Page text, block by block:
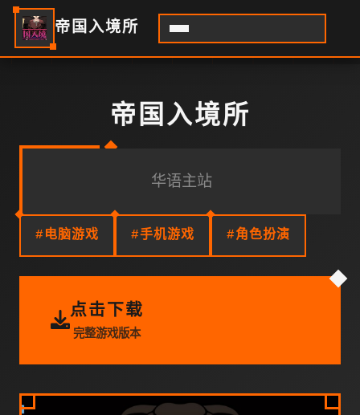
帝国入境所
帝国入境所
华语主站
#电脑游戏 #手机游戏 #角色扮演
点击下载
完整游戏版本